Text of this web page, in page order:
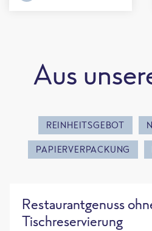
Aus
REINHEITSGEBOT
PAPIERVERPACKUNG
Restaurantgenuss
Tischreservierung